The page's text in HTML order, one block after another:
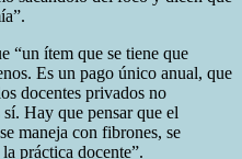
“un ítem que se tiene que
Es un pago único anual, que
docentes privados no
Hay que pensar que el
maneja con fibrones, se
práctica docente”.